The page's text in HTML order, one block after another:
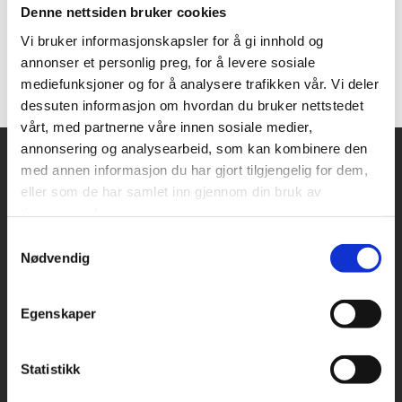
Denne nettsiden bruker cookies
Vi bruker informasjonskapsler for å gi innhold og
annonser et personlig preg, for å levere sosiale
mediefunksjoner og for å analysere trafikken vår. Vi deler
dessuten informasjon om hvordan du bruker nettstedet
vårt, med partnerne våre innen sosiale medier,
annonsering og analysearbeid, som kan kombinere den
med annen informasjon du har gjort tilgjengelig for dem,
eller som de har samlet inn gjennom din bruk av
Nødvendig
Egenskaper
Statistikk
Tema kommer snart!! Sett av datoen.
07.03.2023 Sist oppdatert 22.08.2023
Snarveier
Kontakt oss
Presse
Bilder og logoer
Cookieerklæring